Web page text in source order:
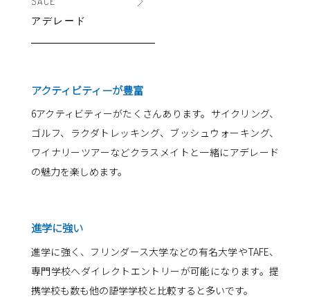
アデレード
アクティビティーが豊富
6アクティビティーがたくさんあります。サイクリング、
ゴルフ、ラクダトレッキング、ブッシュウォーキング、
ワイナリーツアーなどクラスメイトと一緒にアデレード
の魅力を楽しめます。
進学に強い
進学に強く、フリンダース大学などの有名大学やTAFE、
専門学校へダイレクトエントリーが可能になります。提
携学校も数も他の語学学校と比較すると多いです。